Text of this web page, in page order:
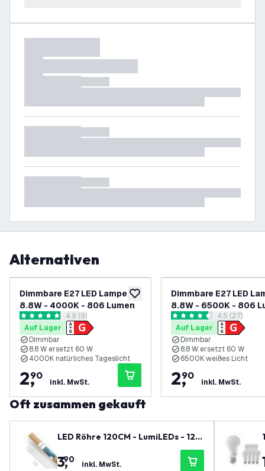
Alternativen
zur Wunschliste hinzufügen
Dimmbare E27 LED Lampe -
8.8W - 4000K - 806 Lumen
Bewertungsbereich öffnen
4.9 Bewertungssterne
4.9 (9)
Auf Lager
Dimmbar
8.8 W ersetzt 60 W
4000K natürliches Tageslicht
2,
90
inkl. MwSt.
Dimmbare E27 LED
8.8W - 6500K - 806
4.5 Bewertungssterne
4.5 (27)
Auf Lager
Dimmbar
8.8 W ersetzt 60 W
6500K weißes Licht
2,
90
inkl. MwSt.
Oft zusammen gekauft
LED Röhre 120CM - LumiLEDs - 12W
- 4000K - 1920 Lumen - High Effici
ency
3,
90 inkl. MwSt.